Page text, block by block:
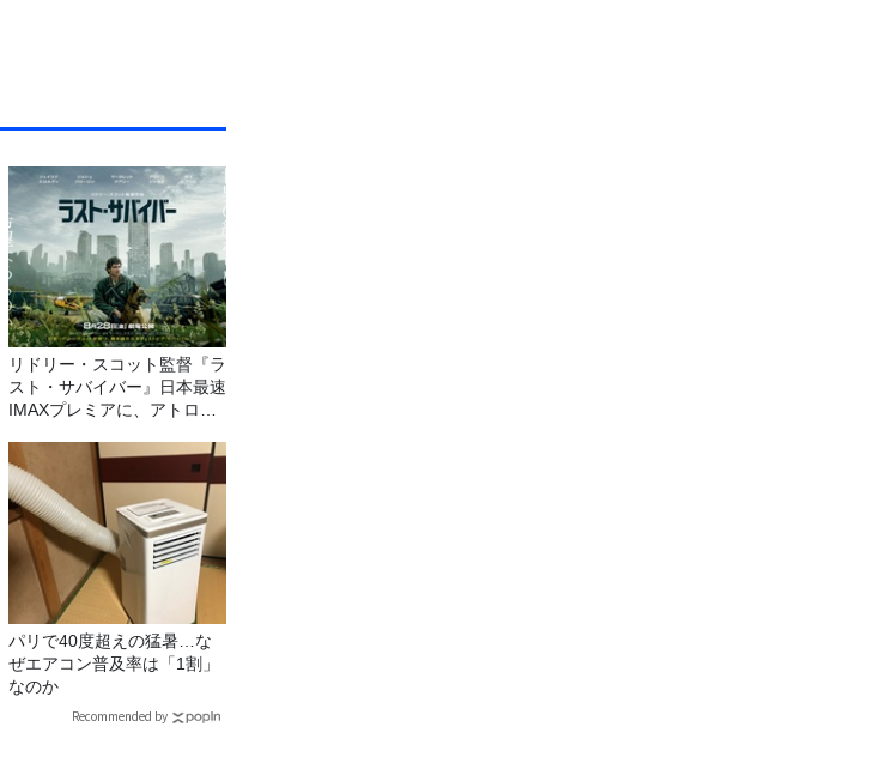
リドリー・スコット監督『ラ
スト・サバイバー』日本最速
IMAXプレミアに、アトロク
パリで40度超えの猛暑…な
ぜエアコン普及率は「1割」
なのか
Recommended by